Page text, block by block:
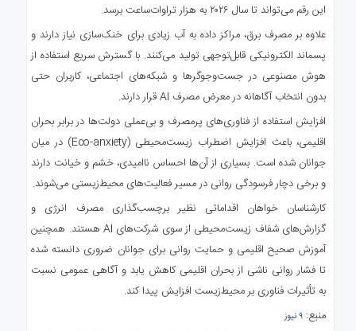
این رقم می‌تواند تا سال ۲۰۲۶ به هزار تراوات‌ساعت برسد.
علاوه بر مصرف برق، مراکز داده به آب زیادی برای خنک‌سازی نیاز دارند و
پسماند الکترونیکی قابل‌توجهی تولید می‌کنند. با گسترش سریع استفاده از
هوش مصنوعی در جست‌وجوگرها و شبکه‌های اجتماعی، کاربران حتی
بدون انتخاب آگاهانه در معرض مصرف AI قرار دارند.
افزایش استفاده از فناوری‌های پرمصرف و بی‌عملی دولت‌ها در برابر بحران
اقلیمی، باعث افزایش اضطراب زیست‌محیطی (Eco-anxiety) در میان
جوانان شده است. بسیاری از آن‌ها احساس ناامیدی، خشم و خیانت دارند
و برخی دچار فرسودگی روانی در مسیر فعالیت‌های محیط‌زیستی می‌شوند.
کارشناسان خواهان اقداماتی نظیر برچسب‌گذاری مصرف انرژی و
گزارش‌های شفاف زیست‌محیطی از سوی شرکت‌های AI هستند. همچنین
آموزش صحیح اقلیمی و حمایت روانی برای جوانان ضروری دانسته شده
تا فشار روانی ناشی از بحران اقلیمی کاهش یابد و آگاهی عمومی نسبت
به تأثیرات فناوری بر محیط‌زیست افزایش پیدا کند.
منبع: ۹ نیوز